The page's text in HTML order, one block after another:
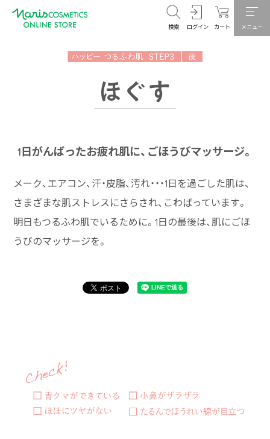
検索 ログイン カート メニュー
1日がんばったお疲れ肌に、ごほうびマッサージ。
メーク、エアコン、汗・皮脂、汚れ・・・1日を過ごした肌は、
さまざまな肌ストレスにさらされ、こわばっています。
明日もつるふわ肌でいるために。1日の最後は、肌にごほ
うびのマッサージを。